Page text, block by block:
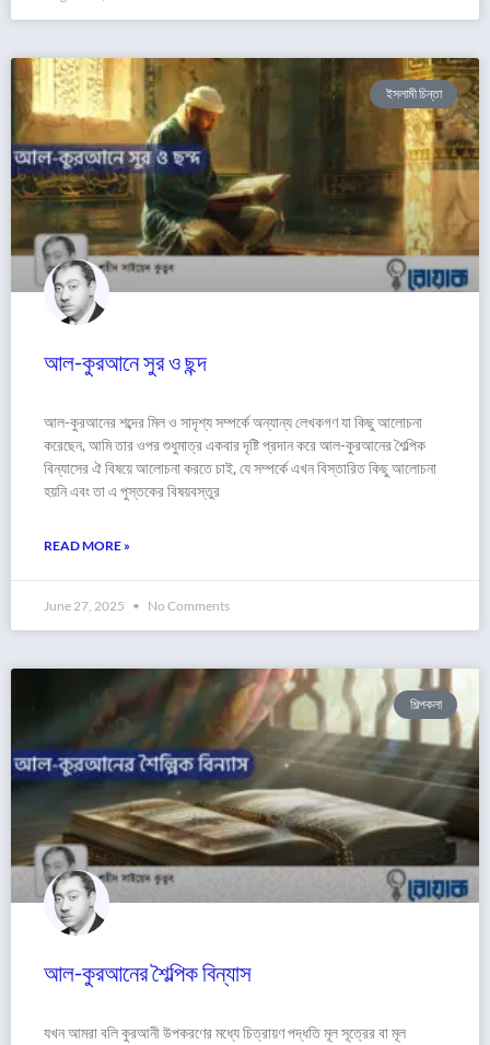
ইসলামী চিন্তা
আল-কুরআনে সুর ও ছন্দ
আল-কুরআনের শব্দের মিল ও সাদৃশ্য সম্পর্কে অন্যান্য লেখকগণ যা কিছু আলোচনা
করেছেন, আমি তার ওপর শুধুমাত্র একবার দৃষ্টি প্রদান করে আল-কুরআনের শৈল্পিক
বিন্যাসের ঐ বিষয়ে আলোচনা করতে চাই, যে সম্পর্কে এখন বিস্তারিত কিছু আলোচনা
হয়নি এবং তা এ পুস্তকের বিষয়বস্তুর
READ MORE »
June 27, 2025 No Comments
শিল্পকলা
আল-কুরআনের শৈল্পিক বিন্যাস
যখন আমরা বলি কুরআনী উপকরণের মধ্যে চিত্রায়ণ পদ্ধতি মূল সূত্রের বা মূল